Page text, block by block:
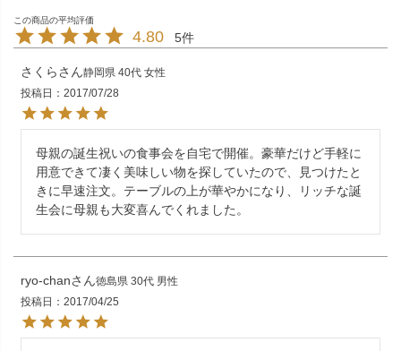
4.80 5
さくら 静岡県 40代 女性
投稿日
2017/07/28
母親の誕生祝いの食事会を自宅で開催。豪華だけど手軽に
用意できて凄く美味しい物を探していたので、見つけたと
きに早速注文。テーブルの上が華やかになり、リッチな誕
生会に母親も大変喜んでくれました。
ryo-chan 徳島県 30代 男性
投稿日
2017/04/25